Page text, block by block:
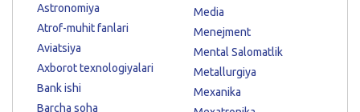
Astronomiya
Atrof-muhit fanlari
Aviatsiya
Axborot texnologiyalari
Bank ishi
Barcha soha
Media
Menejment
Mental Salomatlik
Metallurgiya
Mexanika